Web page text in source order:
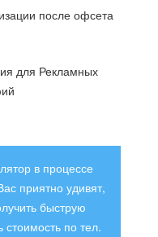
после офсета
для Рекламных
в процессе
приятно удивят,
быструю
стоимость по тел.